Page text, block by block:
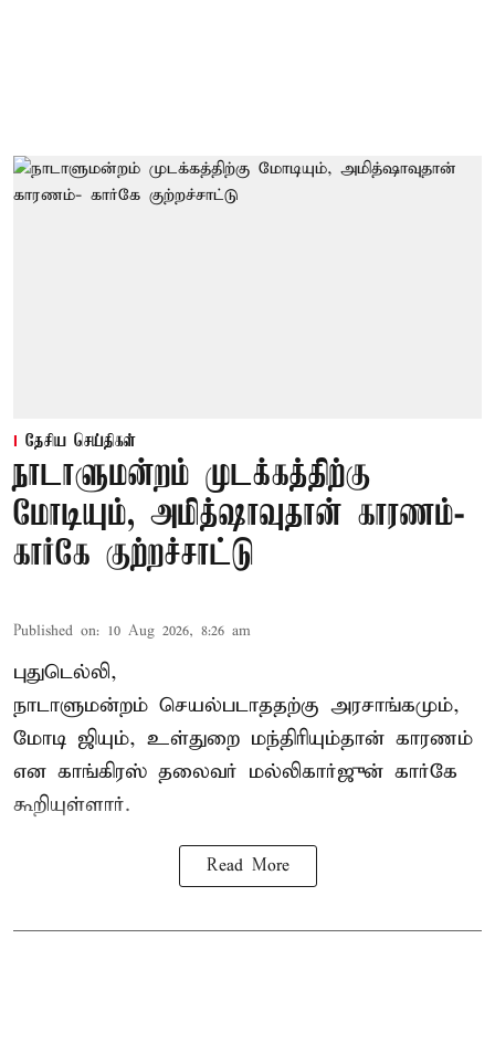
தேசிய செய்திகள்
நாடாளுமன்றம் முடக்கத்திற்கு
மோடியும், அமித்ஷாவுதான் காரணம்-
கார்கே குற்றச்சாட்டு
Published on: 10 Aug 2026, 8:26 am
புதுடெல்லி,
நாடாளுமன்றம் செயல்படாததற்கு அரசாங்கமும்,
மோடி ஜியும், உள்துறை மந்திரியும்தான் காரணம்
என காங்கிரஸ் தலைவர் மல்லிகார்ஜுன் கார்கே
கூறியுள்ளார்.
Read More